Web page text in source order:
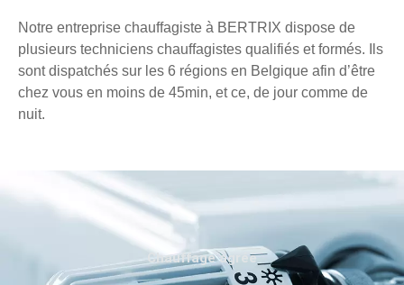
Notre entreprise chauffagiste à BERTRIX dispose de
plusieurs techniciens chauffagistes qualifiés et formés. Ils
sont dispatchés sur les 6 régions en Belgique afin d’être
chez vous en moins de 45min, et ce, de jour comme de
nuit.
Chauffage agréé